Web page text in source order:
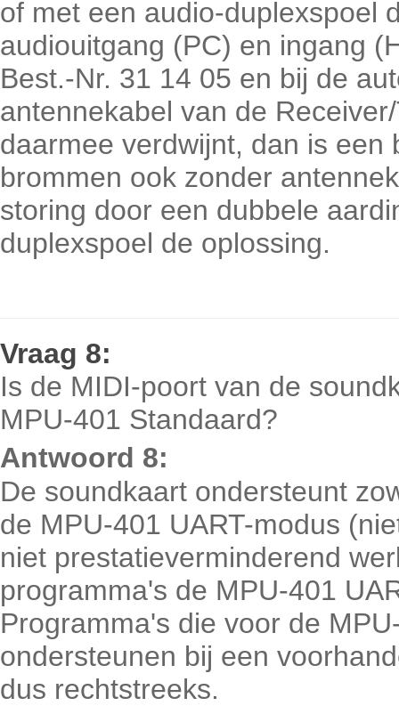
of met een audio-duplexspoel
audiouitgang (PC) en ingang
Best.-Nr. 31 14 05 en bij de
antennekabel van de
daarmee verdwijnt, dan is
brommen ook zonder
storing door een dubbele
duplexspoel de oplossing.
Vraag 8:
Is de MIDI-poort van de
MPU-401 Standaard?
Antwoord 8:
De soundkaart ondersteunt
de MPU-401 UART-modus
niet prestatieverminderend
programma's de MPU-401
Programma's die voor de
ondersteunen bij een
dus rechtstreeks.